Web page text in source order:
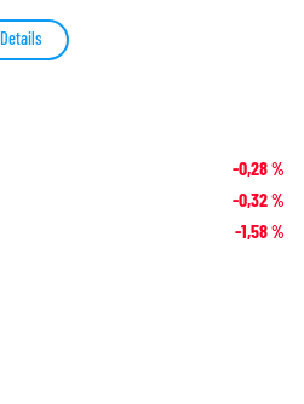
-0,28%
-0,32%
-1,58%